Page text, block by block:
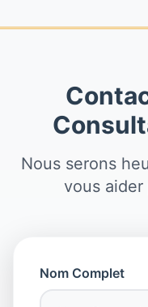
Nous serons
vous
Nom Complet